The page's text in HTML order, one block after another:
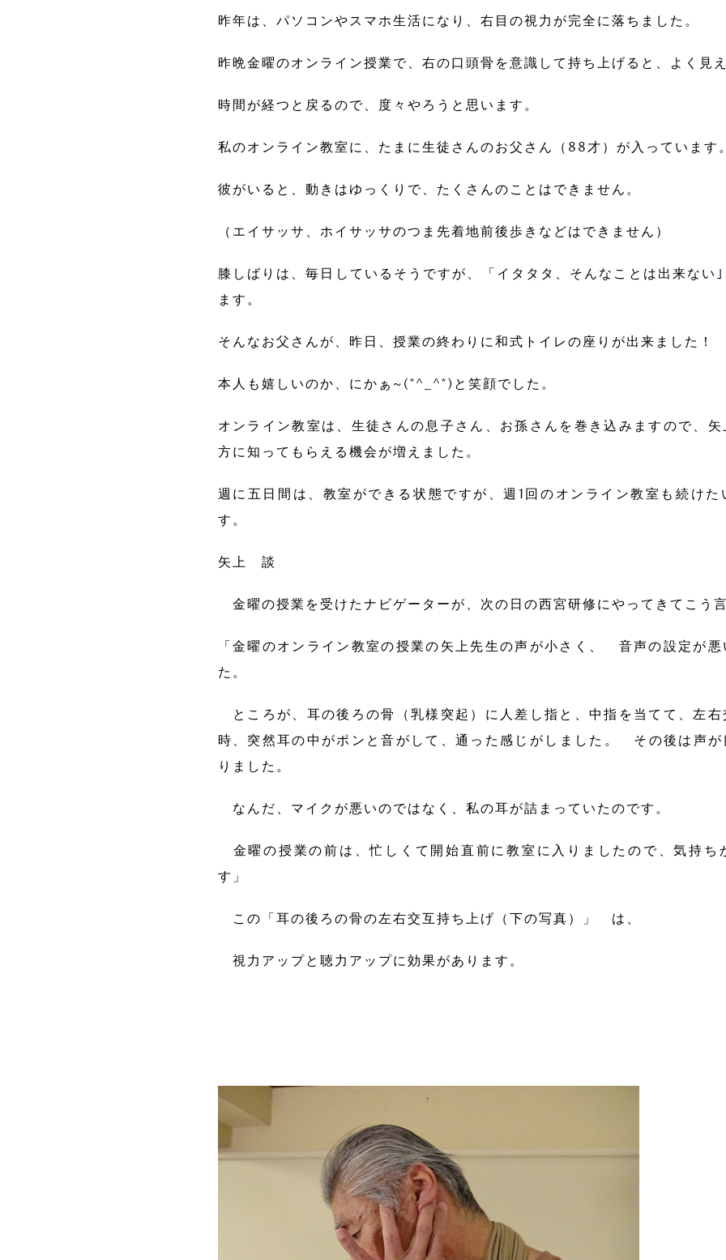
昨年は、パソコンやスマホ生活になり、右目の視力が完全に落ちました。
昨晩金曜のオンライン授業で、右の口頭骨を意識して持ち上げると、よく見え
時間が経つと戻るので、度々やろうと思います。
私のオンライン教室に、たまに生徒さんのお父さん（88才）が入っています。
彼がいると、動きはゆっくりで、たくさんのことはできません。
（エイサッサ、ホイサッサのつま先着地前後歩きなどはできません）
膝しばりは、毎日しているそうですが、「イタタタ、そんなことは出来ない
ます。
そんなお父さんが、昨日、授業の終わりに和式トイレの座りが出来ました！
本人も嬉しいのか、にかぁ~(*^_^*)と笑顔でした。
オンライン教室は、生徒さんの息子さん、お孫さんを巻き込みますので、
方に知ってもらえる機会が増えました。
週に五日間は、教室ができる状態ですが、週1回のオンライン教室も続け
す。
矢上 談
金曜の授業を受けたナビゲーターが、次の日の西宮研修にやってきてこう言
「金曜のオンライン教室の授業の矢上先生の声が小さく、 音声の設定が
た。
ところが、耳の後ろの骨（乳様突起）に人差し指と、中指を当てて、左
時、突然耳の中がポンと音がして、通った感じがしました。 その後は声が
りました。
なんだ、マイクが悪いのではなく、私の耳が詰まっていたのです。
金曜の授業の前は、忙しくて開始直前に教室に入りましたので、気持ち
す」
この「耳の後ろの骨の左右交互持ち上げ（下の写真）」 は、
視力アップと聴力アップに効果があります。